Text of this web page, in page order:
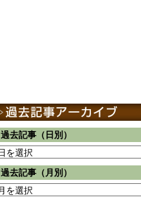
過去記事（日別）
過去記事（月別）